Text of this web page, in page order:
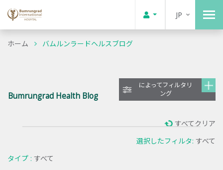
JP
ホーム バムルンラードヘルスブログ
Bumrungrad Health Blog
によってフィルタリ
ング
選択したフィルタ: すべて
タイプ : すべて
すべてクリア